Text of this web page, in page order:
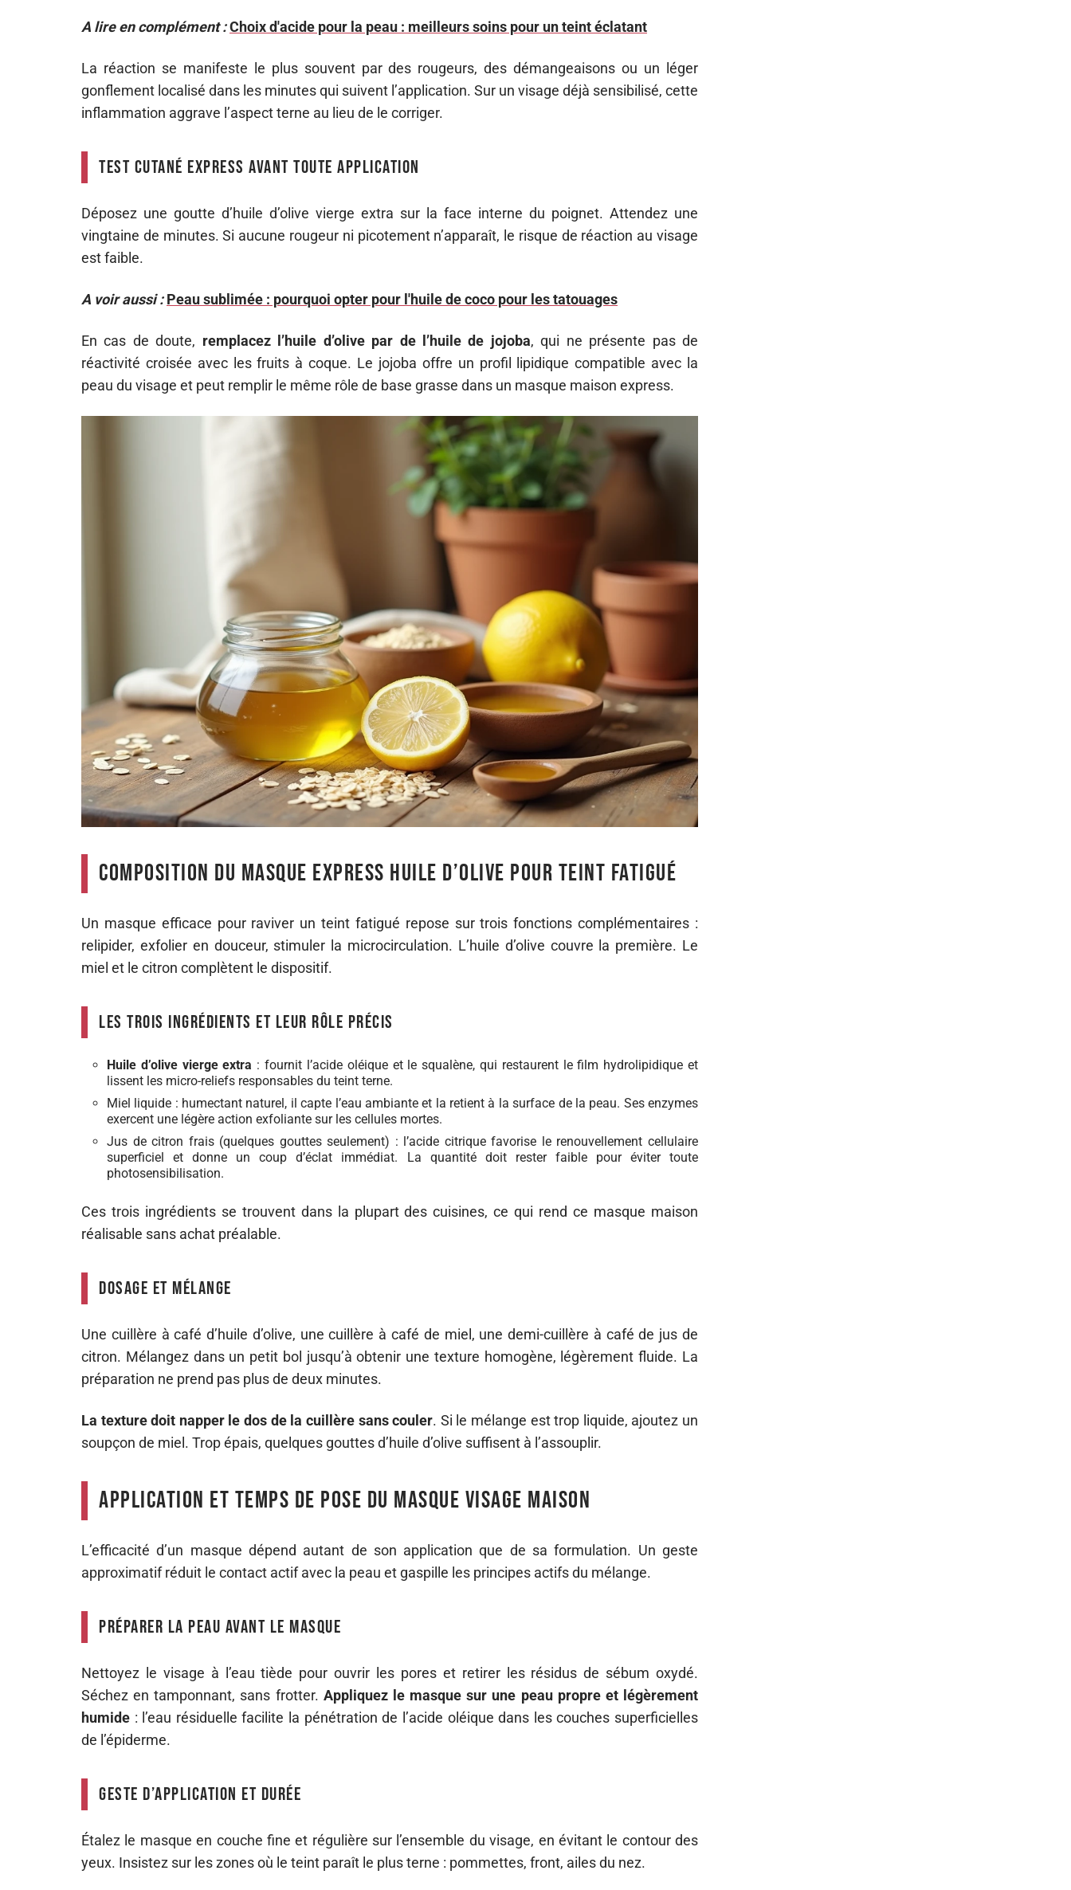
A lire en complément :Choix d'acide pour la peau : meilleurs soins pour un teint éclatant
La réaction se manifeste le plus souvent par des rougeurs, des démangeaisons ou un léger
gonflement localisé dans les minutes qui suivent l’application. Sur un visage déjà sensibilisé, cette
inflammation aggrave l’aspect terne au lieu de le corriger.
Test cutané express avant toute application
Déposez une goutte d’huile d’olive vierge extra sur la face interne du poignet. Attendez une
vingtaine de minutes. Si aucune rougeur ni picotement n’apparaît, le risque de réaction au visage
est faible.
A voir aussi : Peau sublimée : pourquoi opter pour l'huile de coco pour les tatouages
En cas de doute, remplacez l’huile d’olive par de l’huile de jojoba, qui ne présente pas de
réactivité croisée avec les fruits à coque. Le jojoba offre un profil lipidique compatible avec la
peau du visage et peut remplir le même rôle de base grasse dans un masque maison express.
Composition du masque express huile d’olive pour teint fatigué
Un masque efficace pour raviver un teint fatigué repose sur trois fonctions complémentaires :
relipider, exfolier en douceur, stimuler la microcirculation. L’huile d’olive couvre la première. Le
miel et le citron complètent le dispositif.
Les trois ingrédients et leur rôle précis
Huile d’olive vierge extra : fournit l’acide oléique et le squalène, qui restaurent le film hydrolipidique et
lissent les micro-reliefs responsables du teint terne.
Miel liquide : humectant naturel, il capte l’eau ambiante et la retient à la surface de la peau. Ses enzymes
exercent une légère action exfoliante sur les cellules mortes.
Jus de citron frais (quelques gouttes seulement) : l’acide citrique favorise le renouvellement cellulaire
superficiel et donne un coup d’éclat immédiat. La quantité doit rester faible pour éviter toute
photosensibilisation.
Ces trois ingrédients se trouvent dans la plupart des cuisines, ce qui rend ce masque maison
réalisable sans achat préalable.
Dosage et mélange
Une cuillère à café d’huile d’olive, une cuillère à café de miel, une demi-cuillère à café de jus de
citron. Mélangez dans un petit bol jusqu’à obtenir une texture homogène, légèrement fluide. La
préparation ne prend pas plus de deux minutes.
La texture doit napper le dos de la cuillère sans couler. Si le mélange est trop liquide, ajoutez un
soupçon de miel. Trop épais, quelques gouttes d’huile d’olive suffisent à l’assouplir.
Application et temps de pose du masque visage maison
L’efficacité d’un masque dépend autant de son application que de sa formulation. Un geste
approximatif réduit le contact actif avec la peau et gaspille les principes actifs du mélange.
Préparer la peau avant le masque
Nettoyez le visage à l’eau tiède pour ouvrir les pores et retirer les résidus de sébum oxydé.
Séchez en tamponnant, sans frotter. Appliquez le masque sur une peau propre et légèrement
humide : l’eau résiduelle facilite la pénétration de l’acide oléique dans les couches superficielles
de l’épiderme.
Geste d’application et durée
Étalez le masque en couche fine et régulière sur l’ensemble du visage, en évitant le contour des
yeux. Insistez sur les zones où le teint paraît le plus terne : pommettes, front, ailes du nez.